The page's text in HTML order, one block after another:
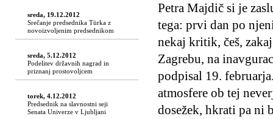
Petra Majdič si je
tega: prvi dan po
nekaj kritik, češ,
Zagrebu, na
podpisal 19.
atmosfere ob tej
dosežek, hkrati pa ni
sreda, 19.12.2012
Srečanje predsednika Türka z
novoizvoljenim predsednikom
sreda, 5.12.2012
Podelitev državnih nagrad in
priznanj prostovoljcem
torek, 4.12.2012
Predsednik na slavnostni seji
Senata Univerze v Ljubljani